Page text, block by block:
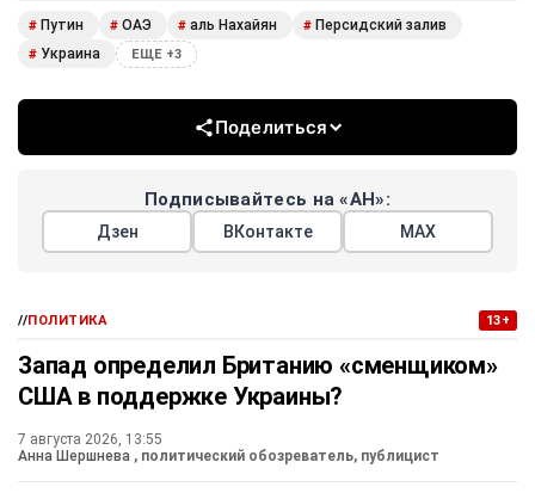
# Путин # ОАЭ # аль Нахайян # Персидский залив
# Украина ЕЩЕ +3
Поделиться
Подписывайтесь на «АН»:
Дзен ВКонтакте МАХ
//ПОЛИТИКА 13+
Запад определил Британию «сменщиком»
США в поддержке Украины?
7 августа 2026, 13:55
Анна Шершнева , политический обозреватель, публицист